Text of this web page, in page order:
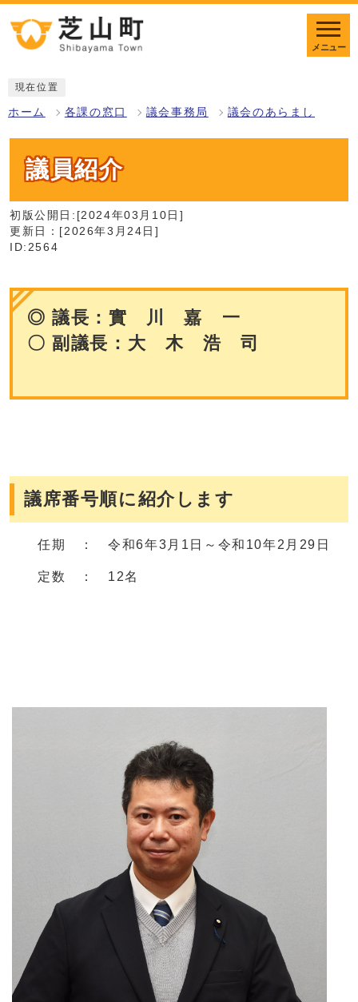
メニュー
現在位置
ホーム 各課の窓口 議会事務局 議会のあらまし
議員紹介
初版公開日:[2024年03月10日]
更新日：[2026年3月24日]
ID:2564
◎ 議長：實 川 嘉 一
〇 副議長：大 木 浩 司
議席番号順に紹介します
任期 ： 令和6年3月1日～令和10年2月29日
定数 ： 12名